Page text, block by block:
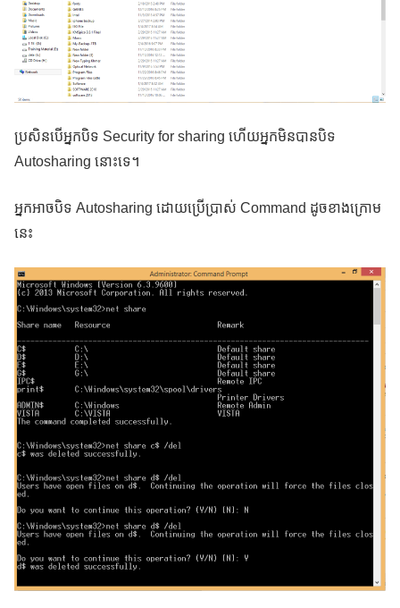
ប្រសិនបើអ្នកបិទ Security for sharing ហើយអ្នកមិនបានបិទ
Autosharing នោះទេ។
អ្នកអាចបិទ Autosharing ដោយប្រើប្រាស់ Command ដូចខាងក្រោម
នេះ